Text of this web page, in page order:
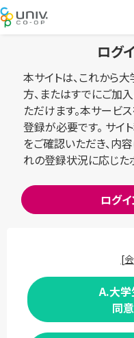
ログ
本サイトは、これから
方、またはすでにご加
ただけます。本サービ
登録が必要です。 サイ
をご確認いただき、内
れの登録状況に応じた
ログ
[
A.大
同